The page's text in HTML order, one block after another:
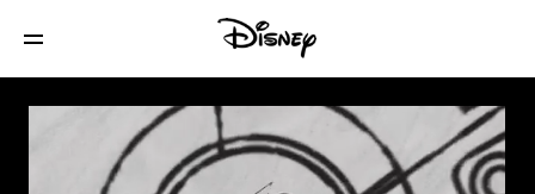
How to Draw The Child | Let's Draw Star